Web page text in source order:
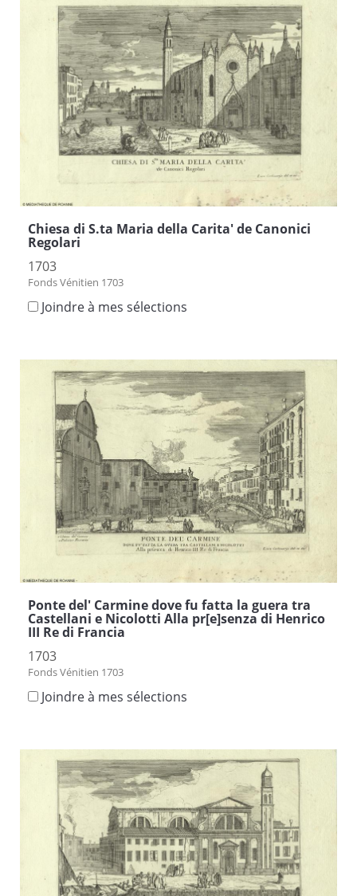
Chiesa di S.ta Maria della Carita' de Canonici
Regolari
1703
Fonds Vénitien 1703
Joindre à mes sélections
Ponte del' Carmine dove fu fatta la guera tra
Castellani e Nicolotti Alla pr[e]senza di Henrico
III Re di Francia
1703
Fonds Vénitien 1703
Joindre à mes sélections